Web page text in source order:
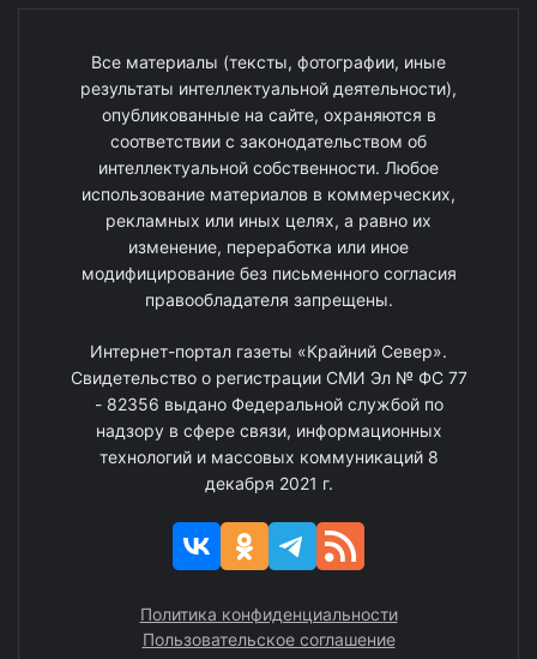
Все материалы (тексты, фотографии, иные
результаты интеллектуальной деятельности),
опубликованные на сайте, охраняются в
соответствии с законодательством об
интеллектуальной собственности. Любое
использование материалов в коммерческих,
рекламных или иных целях, а равно их
изменение, переработка или иное
модифицирование без письменного согласия
правообладателя запрещены.
Интернет-портал газеты «Крайний Север».
Свидетельство о регистрации СМИ Эл № ФС 77
- 82356 выдано Федеральной службой по
надзору в сфере связи, информационных
технологий и массовых коммуникаций 8
декабря 2021 г.
Политика конфиденциальности
Пользовательское соглашение